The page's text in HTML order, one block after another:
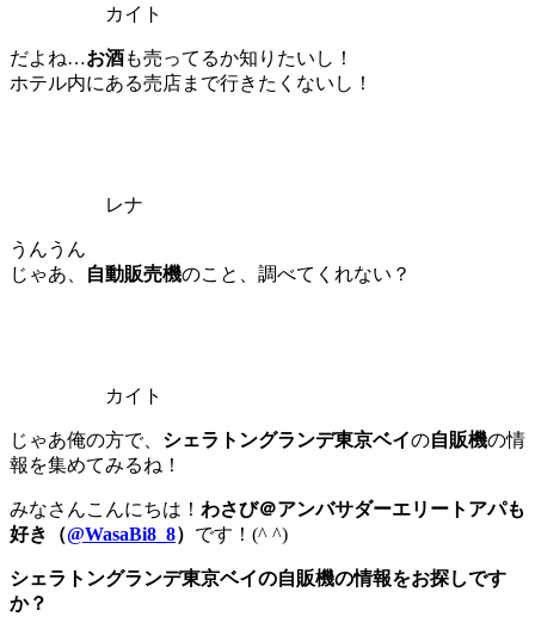
カイト
だよね…お酒も売ってるか知りたいし！
ホテル内にある売店まで行きたくないし！
レナ
うんうん
じゃあ、
自動販売機のこと、調べてくれない？
カイト
じゃあ俺の方で、 シェラトングランデ東京ベイの自販機の情
報を集めてみるね！
みなさんこんにちは！ わさび＠アンバサダーエリートアパも
好き（@WasaBi8_8） です！(^ ^)
シェラトングランデ東京ベイの自販機の情報をお探しです
か？